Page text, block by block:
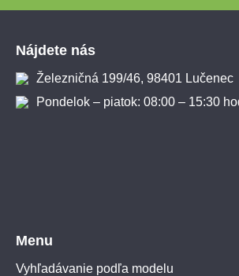
Nájdete nás
Železničná 199/46, 98401 Lučenec
Pondelok – piatok: 08:00 – 15:30
Menu
Vyhľadávanie podľa modelu